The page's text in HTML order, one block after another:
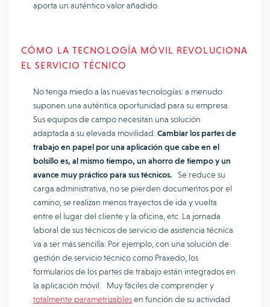
aporta un auténtico valor añadido.
CÓMO LA TECNOLOGÍA MÓVIL REVOLUCIONA
EL SERVICIO TÉCNICO
No tenga miedo a las nuevas tecnologías: a menudo
suponen una auténtica oportunidad para su empresa.
Sus equipos de campo necesitan una solución
adaptada a su elevada movilidad. Cambiar los partes de
trabajo en papel por una aplicación que cabe en el
bolsillo es, al mismo tiempo, un ahorro de tiempo y un
avance muy práctico para sus técnicos. Se reduce su
carga administrativa, no se pierden documentos por el
camino, se realizan menos trayectos de ida y vuelta
entre el lugar del cliente y la oficina, etc. La jornada
laboral de sus técnicos de servicio de asistencia técnica
va a ser más sencilla. Por ejemplo, con una solución de
gestión de servicio técnico como Praxedo, los
formularios de los partes de trabajo están integrados en
la aplicación móvil. Muy fáciles de comprender y
totalmente parametrizablesen función de su actividad